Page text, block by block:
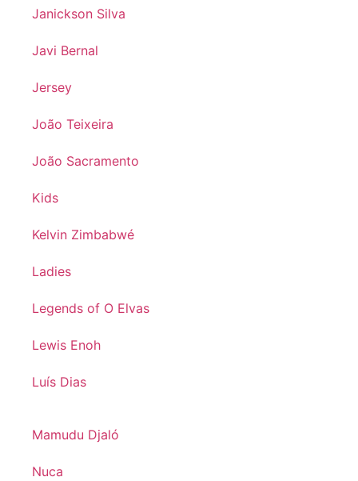
Janickson Silva
Javi Bernal
Jersey
João Teixeira
João Sacramento
Kids
Kelvin Zimbabwé
Ladies
Legends of O Elvas
Lewis Enoh
Luís Dias
Mamudu Djaló
Nuca